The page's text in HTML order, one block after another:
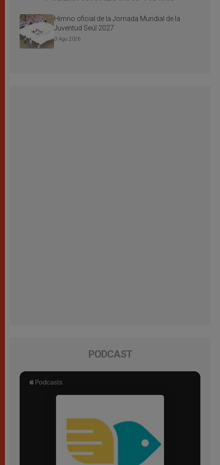
Himno oficial de la Jornada Mundial de la
Juventud Seúl 2027
3 Ago 2026
PODCAST